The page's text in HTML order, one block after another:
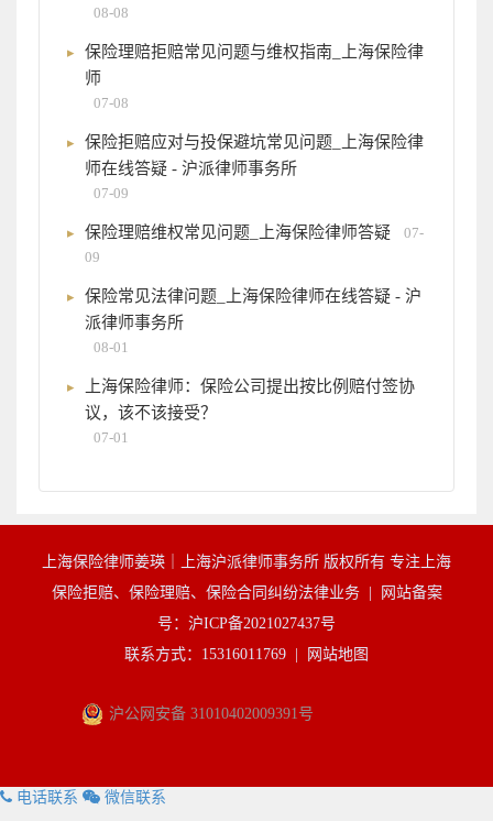
08-08
保险理赔拒赔常见问题与维权指南_上海保险律
师
07-08
保险拒赔应对与投保避坑常见问题_上海保险律
师在线答疑 - 沪派律师事务所
07-09
保险理赔维权常见问题_上海保险律师答疑
07-
09
保险常见法律问题_上海保险律师在线答疑 - 沪
派律师事务所
08-01
上海保险律师：保险公司提出按比例赔付签协
议，该不该接受？
07-01
上海保险律师姜瑛｜上海沪派律师事务所 版权所有 专注上海
保险拒赔、保险理赔、保险合同纠纷法律业务 |
网站备案
号：沪ICP备2021027437号
联系方式：15316011769 |
网站地图
沪公网安备 31010402009391号
电话联系 微信联系